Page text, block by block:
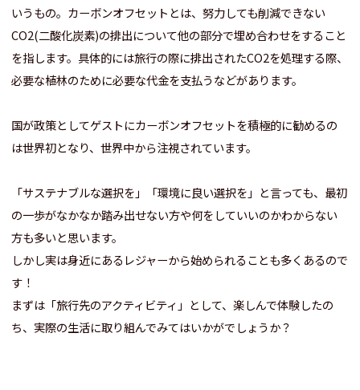
いうもの。 カーボンオフセットとは、努力しても削減できない
CO2(二酸化炭素)の排出について他の部分で埋め合わせをすること
を指します。具体的には旅行の際に排出されたCO2を処理する際、
必要な植林のために必要な代金を支払うなどがあります。
国が政策としてゲストにカーボンオフセットを積極的に勧めるの
は世界初となり、世界中から注視されています。
「サステナブルな選択を」「環境に良い選択を」と言っても、最初
の一歩がなかなか踏み出せない方や何をしていいのかわからない
方も多いと思います。
しかし実は身近にあるレジャーから始められることも多くあるので
す！
まずは「旅行先のアクティビティ」として、楽しんで体験したの
ち、実際の生活に取り組んでみてはいかがでしょうか？